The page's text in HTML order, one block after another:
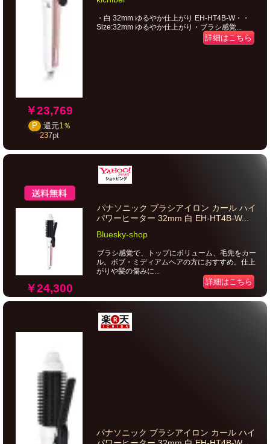
￥23,769
P 還元1％
237pt
・白 32mm ゆるやか仕上がり EH-HT4B-W・・
Size:32mm ゆるやか仕上がり・ブラシ感覚...
詳細はこちら
￥24,300
パナソニック ブラシアイロン カール ハイ
パワーヒーター 32mm 白 EH-HT4B-W...
Bluesky-shop
ブラシ感覚で、トップにボリューム、毛先をカー
ル。ボブ・ミディアムヘアの方におすすめ。仕上
がりや髪の傷みに...
詳細はこちら
パナソニック ブラシアイロン カール ハイ